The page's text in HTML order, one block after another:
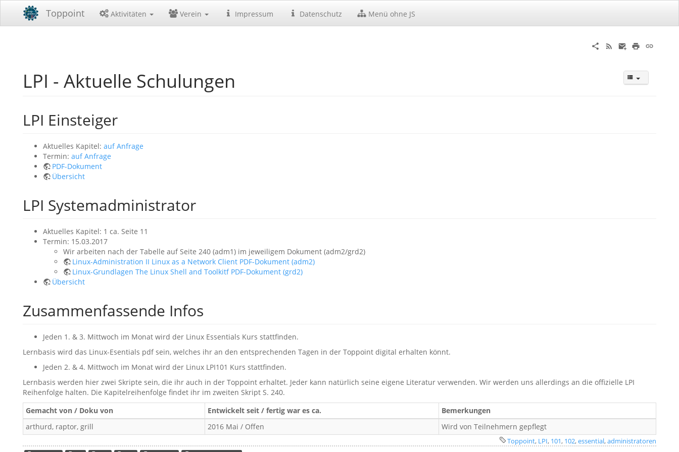
Toppoint Aktivitäten Verein Impressum Datenschutz Menü ohne JS
LPI - Aktuelle Schulungen
LPI Einsteiger
Aktuelles Kapitel: auf Anfrage
Termin: auf Anfrage
PDF-Dokument
Übersicht
LPI Systemadministrator
Aktuelles Kapitel: 1 ca. Seite 11
Termin: 15.03.2017
Wir arbeiten nach der Tabelle auf Seite 240 (adm1) im jeweiligem Dokument (adm2/grd2)
Linux-Administration II Linux as a Network Client PDF-Dokument (adm2)
Linux-Grundlagen The Linux Shell and Toolkitf PDF-Dokument (grd2)
Übersicht
Zusammenfassende Infos
Jeden 1. & 3. Mittwoch im Monat wird der Linux Essentials Kurs stattfinden.
Lernbasis wird das Linux-Esentials pdf sein, welches ihr an den entsprechenden Tagen in der Toppoint digital erhalten könnt.
Jeden 2. & 4. Mittwoch im Monat wird der Linux LPI101 Kurs stattfinden.
Lernbasis werden hier zwei Skripte sein, die ihr auch in der Toppoint erhaltet. Jeder kann natürlich seine eigene Literatur verwenden. Wir werden uns allerdings an die offizielle LPI
Reihenfolge halten. Die Kapitelreihenfolge findet ihr im zweiten Skript S. 240.
Gemacht von / Doku von
Entwickelt seit / fertig war es ca.
Bemerkungen
arthurd, raptor, grill
2016 Mai / Offen Wird von Teilnehmern gepflegt
Toppoint, LPI, 101, 102,essential,administratoren